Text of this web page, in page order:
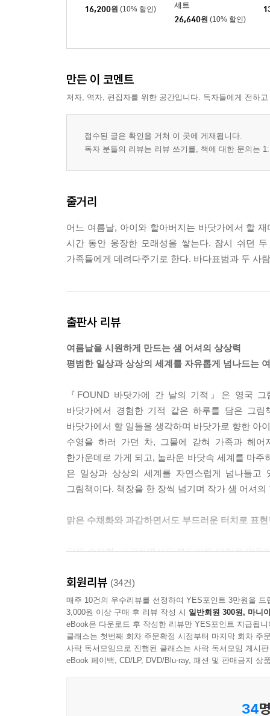
16,200원 (10% 할인)
세트
26,640원 (10% 할인)
만든 이 코멘트
저자, 역자, 편집자를 위한 공간입니다. 독자들에게 전하
접수된 글은 확인을 거쳐 이 곳에 게재됩니다.
독자 분들의 리뷰는 리뷰 쓰기를, 책에 대한 문의는
줄거리
어느 여름날, 아이와 할아버지는 바닷가에서 할
시간 동안 웅장한 모래성을 쌓는다. 잠시 쉬던
가족들에게 데려다주기로 한다. 바다표범과 두
출판사 리뷰
여름날을 시원하게 만드는 샘 어셔의 상상력
평범한 일상과 상상의 세계를 자유롭게 넘나드는
『FOUND 바닷가에 간 날의 기적』은 영국
바닷가에서 경험한 기적 같은 하루를 담은 그
바닷가에서 할 일들을 생각하며 바닷가로 향한 아
수영을 하러 가던 차, 그물에 갇혀 가족과 헤
한가운데로 가게 되고, 놀라운 바닷속 세계를 마
은 일상과 상상의 세계를 자연스럽게 넘나들고
그림책이다. 책장을 한 장씩 넘기며 작가 샘 어셔
맑은 수채화와 과감하면서도 부드러운 터치로 표
맑은 수채화, 과감하면서도 부드러운 터치로 만
바다 한가운데에서 바닷속으로 확장되는 장면
어두워지는 하늘과 거칠어지는 파도로 어둡게 표
공간으로 연출했다. 작가만의 상상력에 과감함이
바닷가에서의 하루를 이끄는 아이, 그 뒤를 묵묵히
뒤에서 묵묵히 돕는다. 전작에서는 두 사람이 함
회원리뷰 (34건)
매주 10건의 우수리뷰를 선정하여 YES포인트 3만원을 드
3,000원 이상 구매 후 리뷰 작성 시 일반회원 300원, 마니
eBook은 다운로드 후 작성한 리뷰만 YES포인트 지급됩니
클래스는 첫번째 회차 주문확정 시점부터 마지막 회차 주
사락 독서모임으로 진행된 클래스는 사락 독서모임 게시
eBook 페이백, CD/LP, DVD/Blu-ray, 패션 및 판매금지 상
34